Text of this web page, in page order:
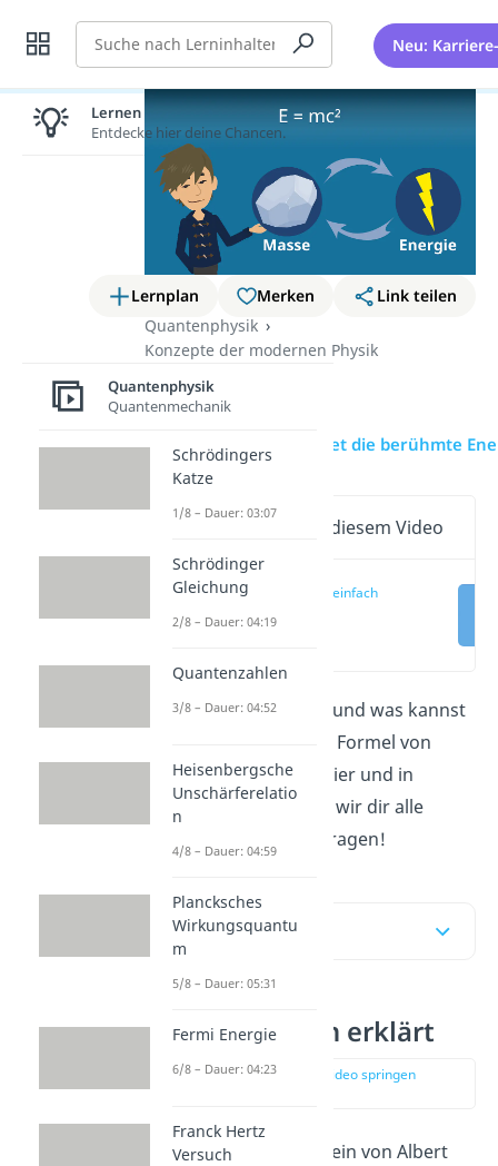
Suche Neu:
Lernplan Merken
Link teilen
Quantenphysik
Konzepte der modernen Physik
E = mc2
Übersicht Wie lautet die berühmte
Wichtige Inhalte in diesem Video
E = mc2 einfach
Was bedeutetE = mc
und was kannst
du mit der berühmten Formel von
Einstein berechnen? Hier und in
unseremVideogeben wir dir alle
Antworten auf diese Fragen!
Inhaltsübersicht
E = mc einfach erklärt
zur Stelle im Video springen
Die Formel
ist ein von Albert
Lernen lohnt sich!
Entdecke hier deine Chancen.
Quantenphysik
Quantenmechanik
Schrödingers
Katze
1/8 – Dauer: 03:07
Schrödinger
Gleichung
2/8 – Dauer: 04:19
Quantenzahlen
3/8 – Dauer: 04:52
Heisenbergsche
Unschärferelatio
n
4/8 – Dauer: 04:59
Plancksches
Wirkungsquantu
m
5/8 – Dauer: 05:31
Fermi Energie
6/8 – Dauer: 04:23
Franck Hertz
Versuch